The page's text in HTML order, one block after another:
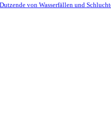
von Wasserfällen und